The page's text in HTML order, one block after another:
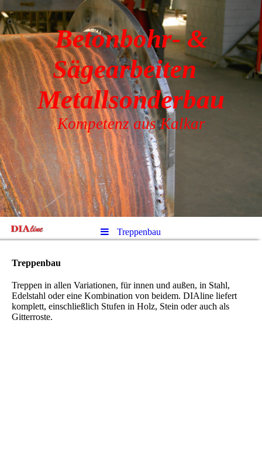
Betonbohr- &
Sägearbeiten
Metallsonderbau
Kompetenz aus Kalkar
Treppenbau
Treppenbau
Treppen in allen Variationen, für innen und außen, in Stahl,
Edelstahl oder eine Kombination von beidem. DIAline liefert
komplett, einschließlich Stufen in Holz, Stein oder auch als
Gitterroste.